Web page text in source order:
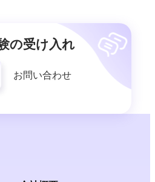
の受け入れ
お問い合わせ